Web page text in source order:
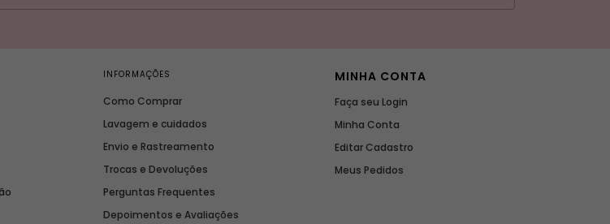
INFORMAÇÕES
Como Comprar
Lavagem e cuidados
Envio e Rastreamento
Trocas e Devoluções
Perguntas Frequentes
Depoimentos e Avaliações
MINHA CONTA
Faça seu Login
Minha Conta
Editar Cadastro
Meus Pedidos